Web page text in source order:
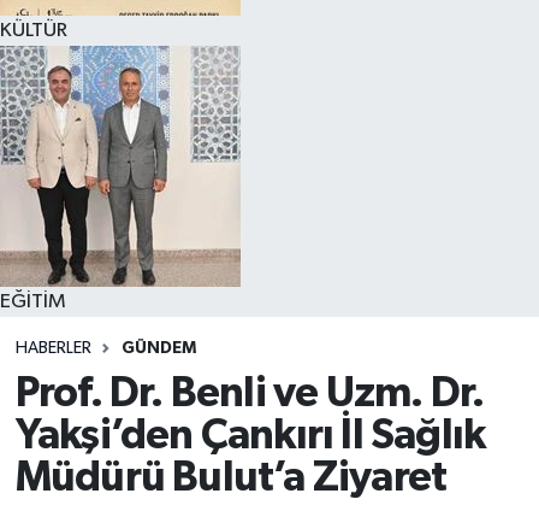
KÜLTÜR
EĞİTİM
HABERLER GÜNDEM
Prof. Dr. Benli ve Uzm. Dr.
Yakşi’den Çankırı İl Sağlık
Müdürü Bulut’a Ziyaret